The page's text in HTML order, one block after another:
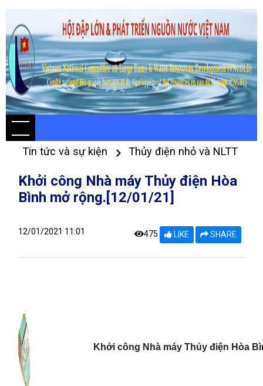
Tin tức và sự kiện Thủy điện nhỏ và NLTT
Khởi công Nhà máy Thủy điện Hòa
Bình mở rộng.[12/01/21]
12/01/2021 11:01 475 LIKE SHARE
Khởi công Nhà máy Thủy điện Hòa